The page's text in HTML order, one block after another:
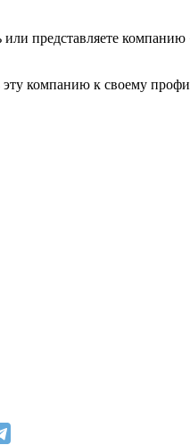
представляете компанию
эту компанию к своему